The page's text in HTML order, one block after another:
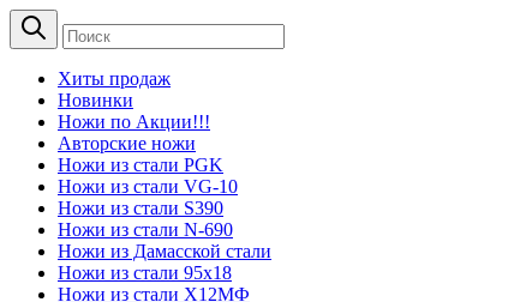
Хиты продаж
Новинки
Ножи по Акции!!!
Авторские ножи
Ножи из стали PGK
Ножи из стали VG-10
Ножи из стали S390
Ножи из стали N-690
Ножи из Дамасской стали
Ножи из стали 95х18
Ножи из стали Х12МФ